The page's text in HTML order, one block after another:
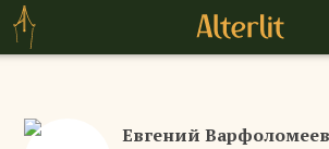
Евгений Варфоломеев